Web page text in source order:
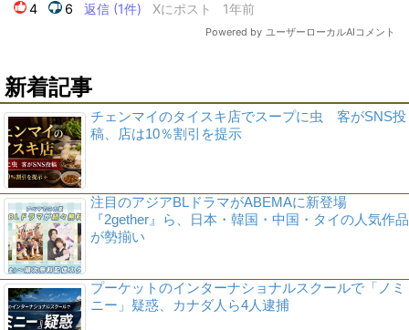
新着記事
チェンマイのタイスキ店でスープに虫 客がSNS投
稿、店は10％割引を提示
注目のアジアBLドラマがABEMAに新登場
『2gether』ら、日本・韓国・中国・タイの人気作品
が勢揃い
プーケットのインターナショナルスクールで「ノミ
ニー」疑惑、カナダ人ら4人逮捕